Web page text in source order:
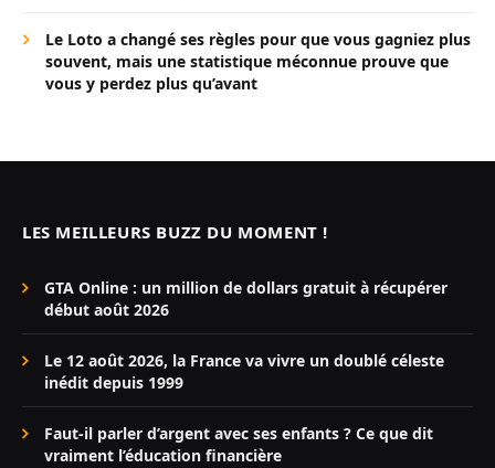
Le Loto a changé ses règles pour que vous gagniez plus
souvent, mais une statistique méconnue prouve que
vous y perdez plus qu’avant
LES MEILLEURS BUZZ DU MOMENT !
GTA Online : un million de dollars gratuit à récupérer
début août 2026
Le 12 août 2026, la France va vivre un doublé céleste
inédit depuis 1999
Faut-il parler d’argent avec ses enfants ? Ce que dit
vraiment l’éducation financière